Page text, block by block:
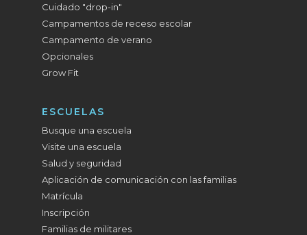
Cuidado "drop-in"
Campamentos de receso escolar
Campamento de verano
Opcionales
Grow Fit
ESCUELAS
Busque una escuela
Visite una escuela
Salud y seguridad
Aplicación de comunicación con las familias
Matrícula
Inscripción
Familias de militares